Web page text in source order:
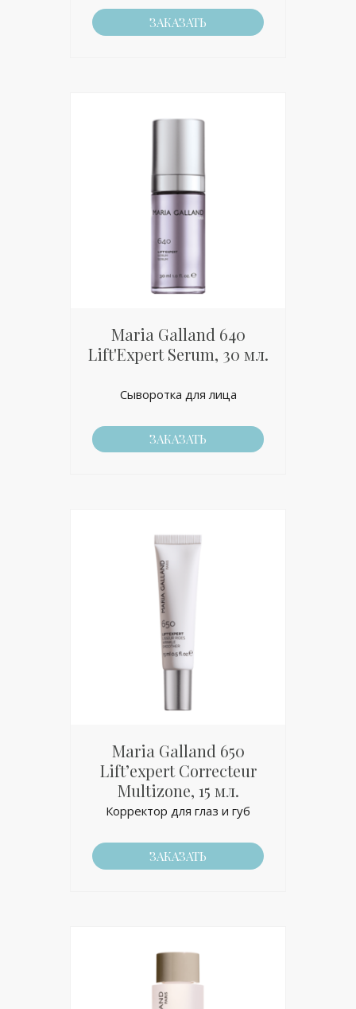
ЗАКАЗАТЬ
Maria Galland 640
Lift'Expert Serum, 30 мл.
Сыворотка для лица
ЗАКАЗАТЬ
Maria Galland 650
Lift’expert Correcteur
Multizone, 15 мл.
Корректор для глаз и губ
ЗАКАЗАТЬ